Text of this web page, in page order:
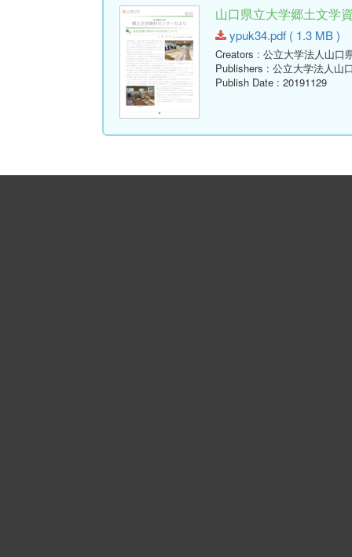
山口県立大学郷土文学
ypuk34.pdf ( 1.3 MB )
Creators : 公立大学法人山口
Publishers : 公立大学法人山
Publish Date : 20191129